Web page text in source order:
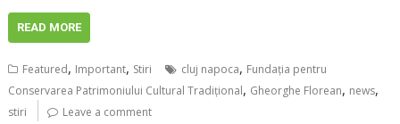
READ MORE
Featured, Important, Stiri cluj napoca, Fundația pentru
Conservarea Patrimoniului Cultural Tradițional, Gheorghe Florean, news,
stiri Leave a comment